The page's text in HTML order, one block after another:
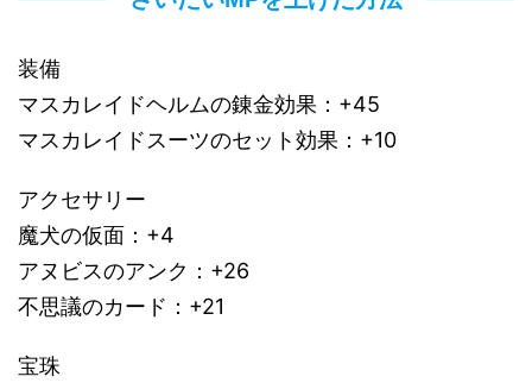
装備
マスカレイドヘルムの錬金効果：+45
マスカレイドスーツのセット効果：+10
アクセサリー
魔犬の仮面：+4
アヌビスのアンク：+26
不思議のカード：+21
宝珠